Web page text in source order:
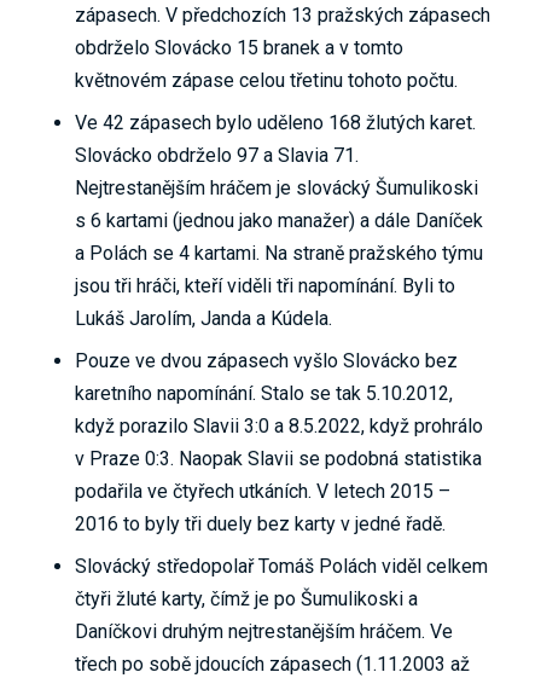
zápasech. V předchozích 13 pražských zápasech
obdrželo Slovácko 15 branek a v tomto
květnovém zápase celou třetinu tohoto počtu.
Ve 42 zápasech bylo uděleno 168 žlutých karet.
Slovácko obdrželo 97 a Slavia 71.
Nejtrestanějším hráčem je slovácký Šumulikoski
s 6 kartami (jednou jako manažer) a dále Daníček
a Polách se 4 kartami. Na straně pražského týmu
jsou tři hráči, kteří viděli tři napomínání. Byli to
Lukáš Jarolím, Janda a Kúdela.
Pouze ve dvou zápasech vyšlo Slovácko bez
karetního napomínání. Stalo se tak 5.10.2012,
když porazilo Slavii 3:0 a 8.5.2022, když prohrálo
v Praze 0:3. Naopak Slavii se podobná statistika
podařila ve čtyřech utkáních. V letech 2015 –
2016 to byly tři duely bez karty v jedné řadě.
Slovácký středopolař Tomáš Polách viděl celkem
čtyři žluté karty, čímž je po Šumulikoski a
Daníčkovi druhým nejtrestanějším hráčem. Ve
třech po sobě jdoucích zápasech (1.11.2003 až